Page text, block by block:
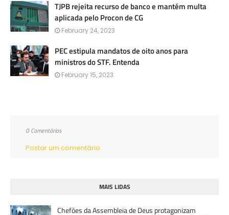
TJPB rejeita recurso de banco e mantém multa
aplicada pelo Procon de CG
February 24, 2023
PEC estipula mandatos de oito anos para
ministros do STF. Entenda
February 15, 2023
0 Comentários
Postar um comentário
MAIS LIDAS
Chefões da Assembleia de Deus protagonizam